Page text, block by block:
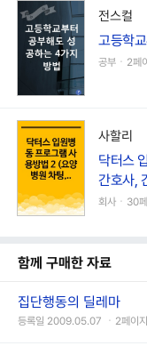
전스컬
고등학
공부ㆍ2페
사할리
닥터스
간호사,
회사ㆍ30페
함께 구매한 자료
집단행동의 딜레마
등록일 2009.05.07 ㆍ2페이지